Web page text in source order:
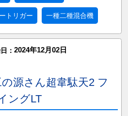
トリガー 一種二種混合機
： 2024年12月02日
源さん超韋駄天2 フ
ングLT